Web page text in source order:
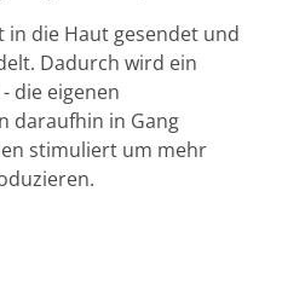
in die Haut gesendet und
Dadurch wird ein
die eigenen
daraufhin in Gang
stimuliert um mehr